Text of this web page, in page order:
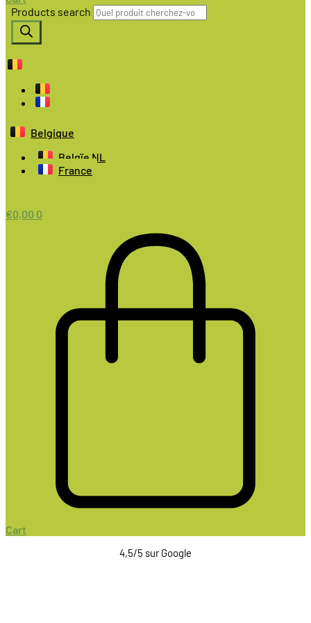
Products search
Belgique
Belgïe NL
France
€0,00 0
Cart
4,5/5 sur Google